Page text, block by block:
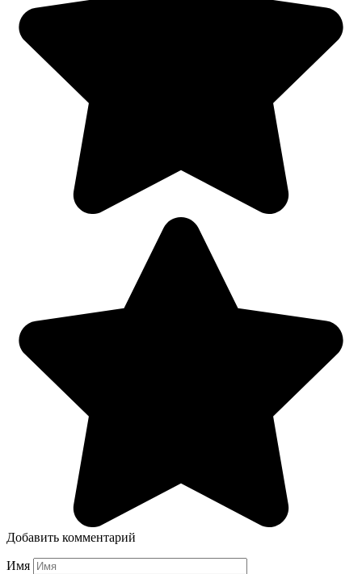
Добавить комментарий
Имя